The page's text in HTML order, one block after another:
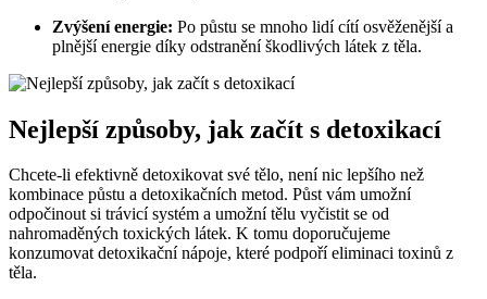
Zvýšení energie: Po‌ půstu se​ mnoho lidí⁤ cítí ‍osvěženější a
plnější energie díky odstranění škodlivých látek z těla.
Nejlepší způsoby, jak začít s detoxikací
Chcete-li efektivně ‌detoxikovat své tělo, ⁣není nic lepšího než
kombinace půstu a​ detoxikačních metod. Půst vám umožní
odpočinout si trávicí systém a ‍umožní tělu vyčistit se ‌od
nahromaděných toxických látek. K⁣ tomu doporučujeme
konzumovat detoxikační nápoje, které podpoří eliminaci toxinů​ z
těla.